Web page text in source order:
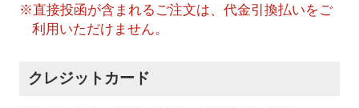
※直接投函が含まれるご注文は、代金引換払いをご
利用いただけません。
クレジットカード